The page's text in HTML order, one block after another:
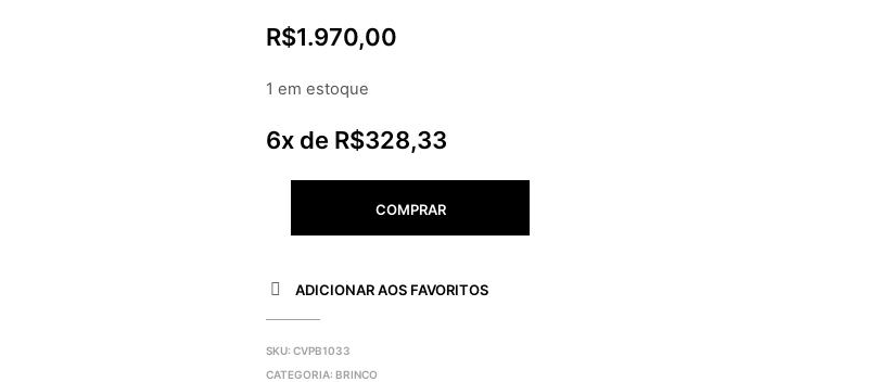
R$1.970,00
1 em estoque
6x de R$328,33
COMPRAR
ADICIONAR AOS FAVORITOS
SKU:CVPB1033
CATEGORIA:BRINCO